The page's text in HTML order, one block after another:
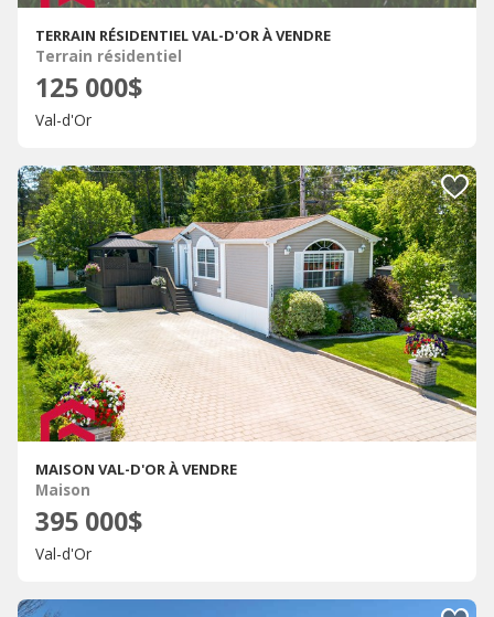
TERRAIN RÉSIDENTIEL VAL-D'OR À VENDRE
Terrain résidentiel
125 000$
Val-d'Or
MAISON VAL-D'OR À VENDRE
Maison
395 000$
Val-d'Or